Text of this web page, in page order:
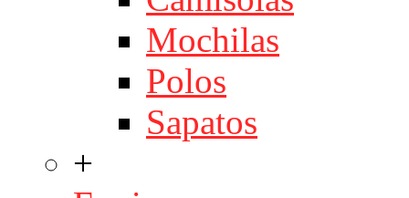
Mochilas
Polos
Sapatos
+